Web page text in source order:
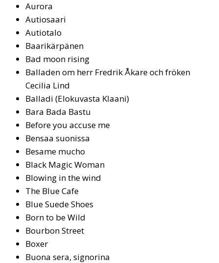
Au­ro­ra
Autiosaari
Au­tio­ta­lo
Baa­ri­kär­pä­nen
Bad moon ri­sing
Bal­la­den om herr Fredrik Åkare och fröken
Ce­ci­lia Lind
Bal­la­di (Elo­ku­vas­ta Klaa­ni)
Bara Bada Bastu
Be­fo­re you ac­cu­se me
Ben­saa suo­nis­sa
Besame mucho
Black Ma­gic Wo­man
Blo­wing in the wind
The Blue Ca­fe
Blue Sue­de Shoes
Born to be Wild
Bour­bon St­reet
Boxer
Buo­na se­ra, sig­no­ri­na